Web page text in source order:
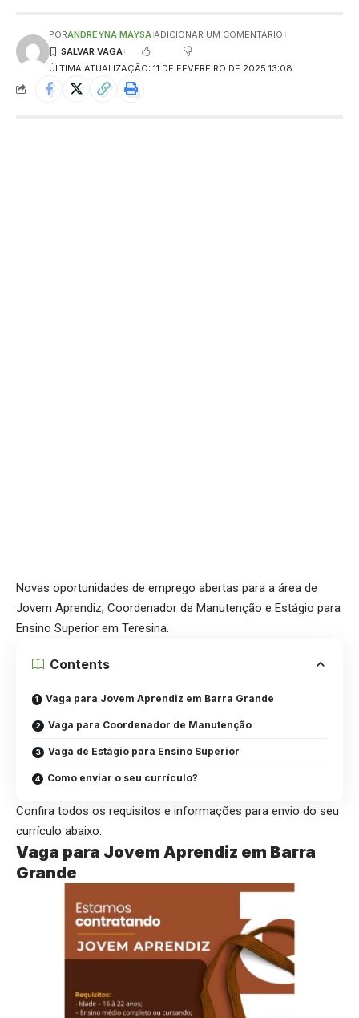
ÚLTIMA ATUALIZAÇÃO: 11 DE FEVEREIRO DE 2025 13:08
PORANDREYNA MAYSA ADICIONAR UM COMENTÁRIO
Novas oportunidades de emprego abertas para a área de
Jovem Aprendiz, Coordenador de Manutenção e Estágio para
Ensino Superior em Teresina.
Contents
Vaga para Jovem Aprendiz em Barra Grande
Vaga para Coordenador de Manutenção
Vaga de Estágio para Ensino Superior
Como enviar o seu currículo?
Confira todos os requisitos e informações para envio do seu
currículo abaixo:
Vaga para Jovem Aprendiz em Barra
Grande